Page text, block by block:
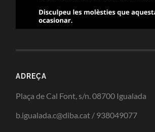
ADREÇA
Plaça de Cal Font, s/n. 08700 Igualada
b.igualada.c@diba.cat / 938049077